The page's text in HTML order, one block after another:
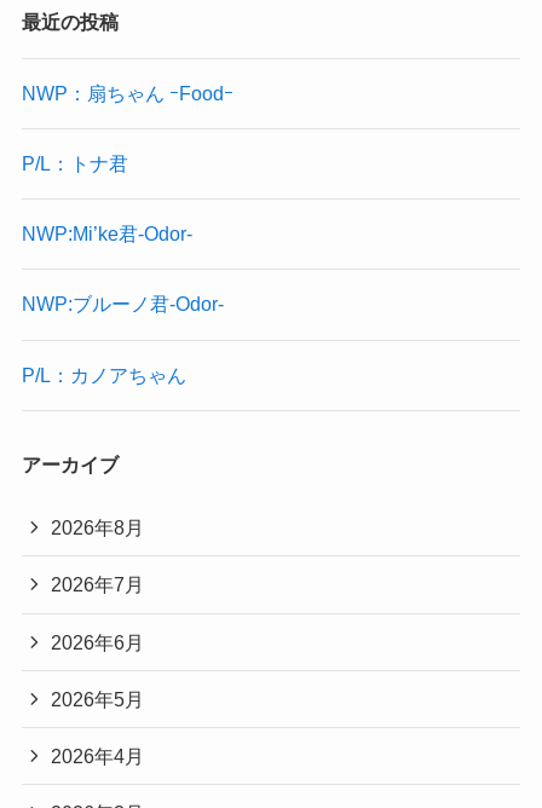
最近の投稿
NWP：扇ちゃん ｰFoodｰ
P/L：トナ君
NWP:Mi’ke君-Odor-
NWP:ブルーノ君-Odor-
P/L：カノアちゃん
アーカイブ
2026年8月
2026年7月
2026年6月
2026年5月
2026年4月